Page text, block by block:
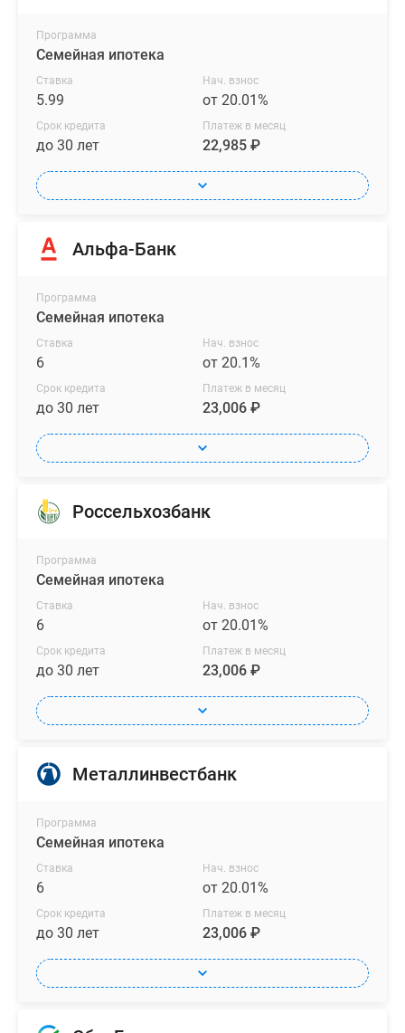
Программа
Семейная ипотека
Ставка
5.99
Нач. взнос
от 20.01%
Срок кредита
до 30 лет
Платеж в месяц
22,985 ₽
Альфа-Банк
Программа
Семейная ипотека
Ставка
6
Нач. взнос
от 20.1%
Срок кредита
до 30 лет
Платеж в месяц
23,006 ₽
Россельхозбанк
Программа
Семейная ипотека
Ставка
6
Нач. взнос
от 20.01%
Срок кредита
до 30 лет
Платеж в месяц
23,006 ₽
Металлинвестбанк
Программа
Семейная ипотека
Ставка
6
Нач. взнос
от 20.01%
Срок кредита
до 30 лет
Платеж в месяц
23,006 ₽